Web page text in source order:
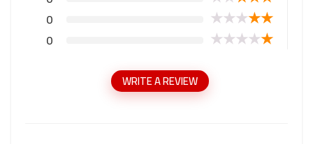
★
★
★
★
★
0
★
★
★
★
★
0
WRITE A REVIEW